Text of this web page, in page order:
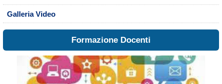
Galleria Video
Formazione Docenti